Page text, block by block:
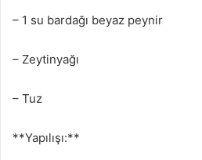
– 1 su bardağı beyaz peynir
– Zeytinyağı
– Tuz
**Yapılışı:**